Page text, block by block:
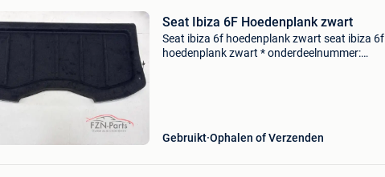
Seat Ibiza 6F Hoedenplank zwart
Seat ibiza 6f hoedenplank zwart seat ibiza 6f
hoedenplank zwart * onderdeelnummer:
Gebruikt Ophalen of Verzenden